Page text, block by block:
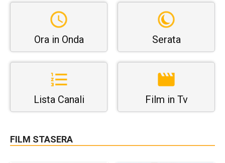
Ora in Onda Serata
Lista Canali Film in Tv
FILM STASERA